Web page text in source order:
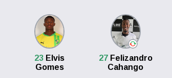
23 Elvis
Gomes
27Felizandro
Cahango